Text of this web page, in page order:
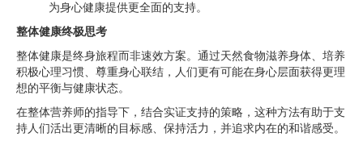
为身心健康提供更全面的支持。
整体健康终极思考
整体健康是终身旅程而非速效方案。通过天然食物滋养身体、培养
积极心理习惯、尊重身心联结，人们更有可能在身心层面获得更理
想的平衡与健康状态。
在整体营养师的指导下，结合实证支持的策略，这种方法有助于支
持人们活出更清晰的目标感、保持活力，并追求内在的和谐感受。